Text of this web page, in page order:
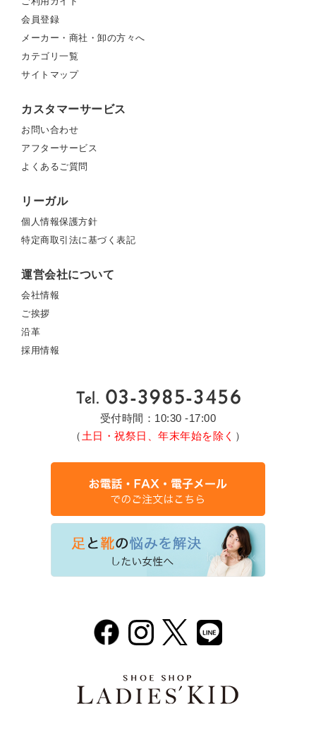
会員登録
メーカー・商社・卸の方々へ
カテゴリ一覧
サイトマップ
カスタマーサービス
お問い合わせ
アフターサービス
よくあるご質問
リーガル
個人情報保護方針
特定商取引法に基づく表記
運営会社について
会社情報
ご挨拶
沿革
採用情報
受付時間：10:30 -17:00
（ 土日・祝祭日、年末年始を除く ）